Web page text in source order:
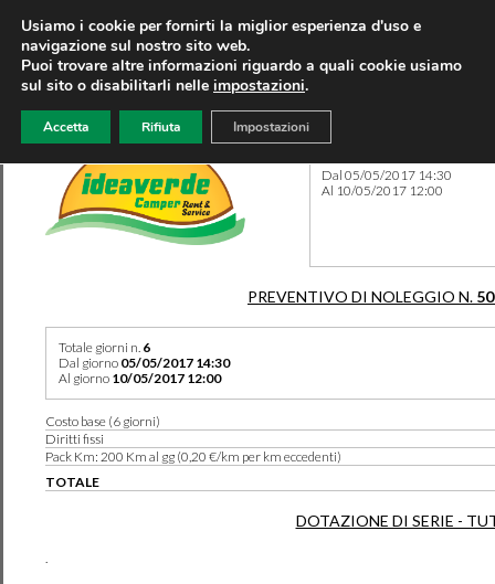
Dal 05/05/2017 14:30
Al 10/05/2017 12:00
PREVENTIVO DI NOLEGGIO N.
Totale giorni n. 6
Dal giorno 05/05/2017 14:30
Al giorno 10/05/2017 12:00
Costo base (6 giorni)
Diritti fissi
Pack Km: 200 Km al gg (0,20 €/km per km eccedenti)
TOTALE
DOTAZIONE DI SERIE -
.
Usiamo i cookie per fornirti la miglior esperienza d'uso e
navigazione sul nostro sito web.
Puoi trovare altre informazioni riguardo a quali cookie usiamo
sul sito o disabilitarli nelle impostazioni.
Accetta Rifiuta Impostazioni